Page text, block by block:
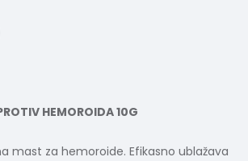
HEMOROIDA 10G
mast za hemoroide. Efikasno ublažava